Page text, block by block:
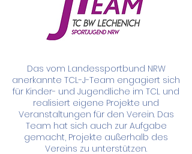
Das vom Landessportbund NRW
anerkannte TCL-J-Team engagiert sich
für Kinder- und Jugendliche im TCL und
realisiert eigene Projekte und
Veranstaltungen für den Verein. Das
Team hat sich auch zur Aufgabe
gemacht, Projekte außerhalb des
Vereins zu unterstützen.